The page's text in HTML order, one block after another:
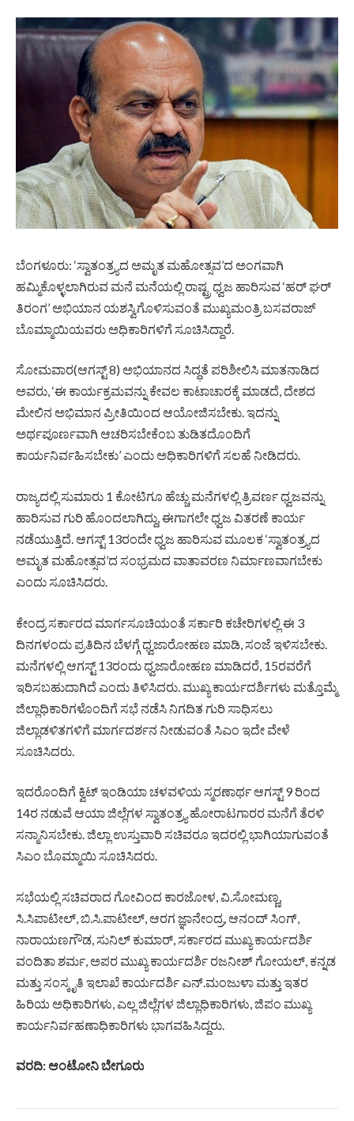
ಬೆಂಗಳೂರು: ‘ಸ್ವಾತಂತ್ರ್ಯದ ಅಮೃತ ಮಹೋತ್ಸವ’ದ ಅಂಗವಾಗಿ
ಹಮ್ಮಿಕೊಳ್ಳಲಾಗಿರುವ ಮನೆ ಮನೆಯಲ್ಲಿ ರಾಷ್ಟ್ರ ಧ್ವಜ ಹಾರಿಸುವ ‘ಹರ್ ಘರ್
ತಿರಂಗ’ ಅಭಿಯಾನ ಯಶಸ್ವಿಗೊಳಿಸುವಂತೆ ಮುಖ್ಯಮಂತ್ರಿ ಬಸವರಾಜ್
ಬೊಮ್ಮಾಯಿಯವರು ಅಧಿಕಾರಿಗಳಿಗೆ ಸೂಚಿಸಿದ್ದಾರೆ.
ಸೋಮವಾರ(ಆಗಸ್ಟ್ 8) ಅಭಿಯಾನದ ಸಿದ್ಧತೆ ಪರಿಶೀಲಿಸಿ ಮಾತನಾಡಿದ
ಅವರು, ‘ಈ ಕಾರ್ಯಕ್ರಮವನ್ನು ಕೇವಲ ಕಾಟಾಚಾರಕ್ಕೆ ಮಾಡದೆ, ದೇಶದ
ಮೇಲಿನ ಅಭಿಮಾನ ಪ್ರೀತಿಯಿಂದ ಆಯೋಜಿಸಬೇಕು. ಇದನ್ನು
ಅರ್ಥಪೂರ್ಣವಾಗಿ ಆಚರಿಸಬೇಕೆಂಬ ತುಡಿತದೊಂದಿಗೆ
ಕಾರ್ಯನಿರ್ವಹಿಸಬೇಕು’ ಎಂದು ಅಧಿಕಾರಿಗಳಿಗೆ ಸಲಹೆ ನೀಡಿದರು.
ರಾಜ್ಯದಲ್ಲಿ ಸುಮಾರು 1 ಕೋಟಿಗೂ ಹೆಚ್ಚು ಮನೆಗಳಲ್ಲಿ ತ್ರಿವರ್ಣ ಧ್ವಜವನ್ನು
ಹಾರಿಸುವ ಗುರಿ ಹೊಂದಲಾಗಿದ್ದು, ಈಗಾಗಲೇ ಧ್ವಜ ವಿತರಣೆ ಕಾರ್ಯ
ನಡೆಯುತ್ತಿದೆ. ಆಗಸ್ಟ್ 13ರಂದೇ ಧ್ವಜ ಹಾರಿಸುವ ಮೂಲಕ ‘ಸ್ವಾತಂತ್ರ್ಯದ
ಅಮೃತ ಮಹೋತ್ಸವ’ದ ಸಂಭ್ರಮದ ವಾತಾವರಣ ನಿರ್ಮಾಣವಾಗಬೇಕು
ಎಂದು ಸೂಚಿಸಿದರು.
ಕೇಂದ್ರ ಸರ್ಕಾರದ ಮಾರ್ಗಸೂಚಿಯಂತೆ ಸರ್ಕಾರಿ ಕಚೇರಿಗಳಲ್ಲಿ ಈ 3
ದಿನಗಳಂದು ಪ್ರತಿದಿನ ಬೆಳಗ್ಗೆ ಧ್ವಜಾರೋಹಣ ಮಾಡಿ, ಸಂಜೆ ಇಳಿಸಬೇಕು.
ಮನೆಗಳಲ್ಲಿ ಆಗಸ್ಟ್ 13ರಂದು ಧ್ವಜಾರೋಹಣ ಮಾಡಿದರೆ, 15ರವರೆಗೆ
ಇರಿಸಬಹುದಾಗಿದೆ ಎಂದು ತಿಳಿಸಿದರು. ಮುಖ್ಯ ಕಾರ್ಯದರ್ಶಿಗಳು ಮತ್ತೊಮ್ಮೆ
ಜಿಲ್ಲಾಧಿಕಾರಿಗಳೊಂದಿಗೆ ಸಭೆ ನಡೆಸಿ ನಿಗದಿತ ಗುರಿ ಸಾಧಿಸಲು
ಜಿಲ್ಲಾಡಳಿತಗಳಿಗೆ ಮಾರ್ಗದರ್ಶನ ನೀಡುವಂತೆ ಸಿಎಂ ಇದೇ ವೇಳೆ
ಸೂಚಿಸಿದರು.
ಇದರೊಂದಿಗೆ ಕ್ವಿಟ್ ಇಂಡಿಯಾ ಚಳವಳಿಯ ಸ್ಮರಣಾರ್ಥ ಆಗಸ್ಟ್ 9 ರಿಂದ
14ರ ನಡುವೆ ಆಯಾ ಜಿಲ್ಲೆಗಳ ಸ್ವಾತಂತ್ರ್ಯ ಹೋರಾಟಗಾರರ ಮನೆಗೆ ತೆರಳಿ
ಸನ್ಮಾನಿಸಬೇಕು. ಜಿಲ್ಲಾ ಉಸ್ತುವಾರಿ ಸಚಿವರೂ ಇದರಲ್ಲಿ ಭಾಗಿಯಾಗುವಂತೆ
ಸಿಎಂ ಬೊಮ್ಮಾಯಿ ಸೂಚಿಸಿದರು.
ಸಭೆಯಲ್ಲಿ ಸಚಿವರಾದ ಗೋವಿಂದ ಕಾರಜೋಳ, ವಿ.ಸೋಮಣ್ಣ,
ಸಿ.ಸಿಪಾಟೀಲ್, ಬಿ.ಸಿ.ಪಾಟೀಲ್, ಆರಗ ಜ್ಞಾನೇಂದ್ರ, ಆನಂದ್ ಸಿಂಗ್,
ನಾರಾಯಣಗೌಡ, ಸುನಿಲ್ ಕುಮಾರ್, ಸರ್ಕಾರದ ಮುಖ್ಯ ಕಾರ್ಯದರ್ಶಿ
ವಂದಿತಾ ಶರ್ಮ, ಅಪರ ಮುಖ್ಯ ಕಾರ್ಯದರ್ಶಿ ರಜನೀಶ್ ಗೋಯಲ್, ಕನ್ನಡ
ಮತ್ತು ಸಂಸ್ಕೃತಿ ಇಲಾಖೆ ಕಾರ್ಯದರ್ಶಿ ಎನ್.ಮಂಜುಳಾ ಮತ್ತು ಇತರ
ಹಿರಿಯ ಅಧಿಕಾರಿಗಳು, ಎಲ್ಲ ಜಿಲ್ಲೆಗಳ ಜಿಲ್ಲಾಧಿಕಾರಿಗಳು, ಜಿಪಂ ಮುಖ್ಯ
ಕಾರ್ಯನಿರ್ವಹಣಾಧಿಕಾರಿಗಳು ಭಾಗವಹಿಸಿದ್ದರು.
ವರದಿ: ಆಂಟೋನಿ ಬೇಗೂರು